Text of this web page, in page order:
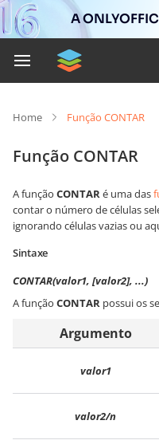
A
Home Função CONTAR
Função CONTAR
A função CONTARé uma das
contar o número de células
ignorando células vazias ou
Sintaxe
CONTAR(valor1, [valor2], ...)
A função CONTAR possui os
Argumento
valor1
valor2/n